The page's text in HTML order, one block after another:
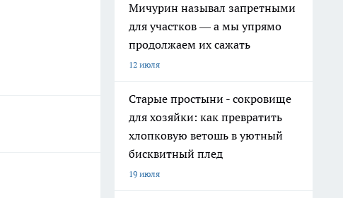
Мичурин называл запретными
для участков — а мы упрямо
продолжаем их сажать
12 июля
Старые простыни - сокровище
для хозяйки: как превратить
хлопковую ветошь в уютный
бисквитный плед
19 июля